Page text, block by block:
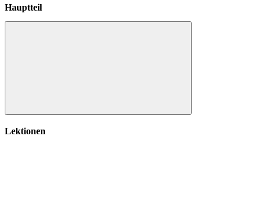
Hauptteil
Hauptteil
Lektionen